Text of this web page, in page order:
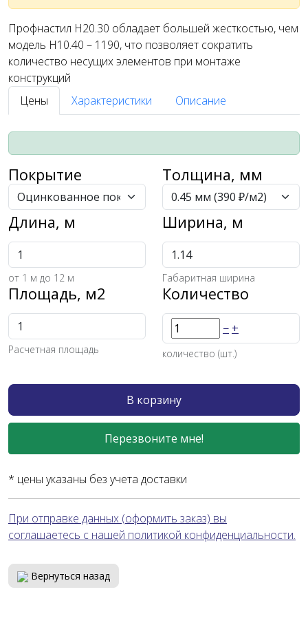
Профнастил Н20.30 обладает большей жесткостью, чем
модель Н10.40 – 1190, что позволяет сократить
количество несущих элементов при монтаже
конструкций
Цены
Характеристики Описание
Покрытие Толщина, мм
Длина, м
от 1 м до 12 м
Ширина, м
Габаритная ширина
Площадь, м2
Расчетная площадь
Количество
− +
количество (шт.)
В корзину
Перезвоните мне!
* цены указаны без учета доставки
При отправке данных (оформить заказ) вы
соглашаетесь с нашей политикой конфиденциальности.
Вернуться назад